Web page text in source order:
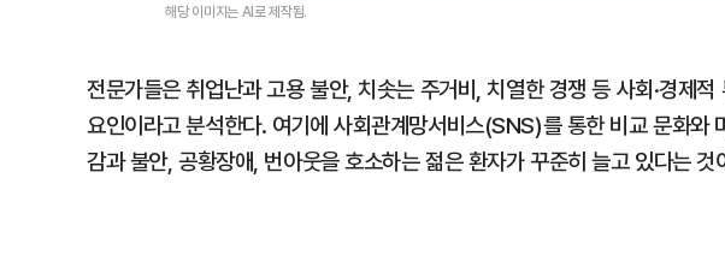
해당 이미지는 AI로 제작됨.
전문가들은 취업난과 고용 불안, 치솟는 주거비, 치열한 경쟁 등 사회·경제
요인이라고 분석한다. 여기에 사회관계망서비스(SNS)를 통한 비교 문화와
감과 불안, 공황장애, 번아웃을 호소하는 젊은 환자가 꾸준히 늘고 있다는 것